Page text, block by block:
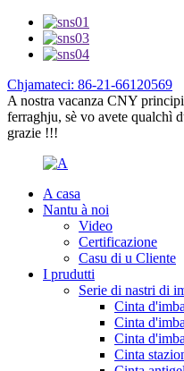
Chjamateci: 86-21-66120569
A nostra vacanza CNY
ferraghju, sè vo avete qualchì
grazie !!!
A casa
Nantu à noi
Video
Certificazione
Casu di u Cliente
I prudutti
Serie di nastri di
Cinta
Cinta
Cinta
Cinta